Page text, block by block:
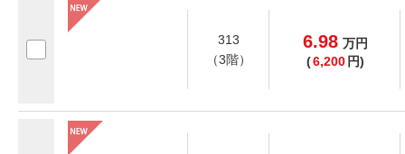
313
（3階）
6.98 万円
(6,200 円)